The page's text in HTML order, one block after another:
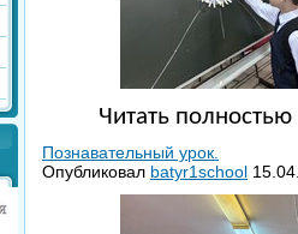
Читать полностью
Познавательный урок.
Опубликовал batyr1school